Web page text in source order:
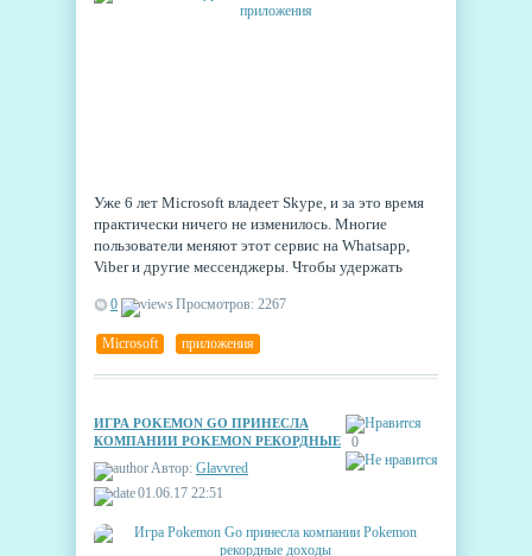
Уже 6 лет Microsoft владеет Skype, и за это время
практически ничего не изменилось. Многие
пользователи меняют этот сервис на Whatsapp,
Viber и другие мессенджеры. Чтобы удержать
серьёзный редизайн приложения. Его уже
окрестили "новым поколением Skype".
0 Просмотров: 2267
Microsoft приложения
0
ИГРА POKEMON GO ПРИНЕСЛА
КОМПАНИИ POKEMON РЕКОРДНЫЕ
Автор: Glavvred
01.06.17 22:51